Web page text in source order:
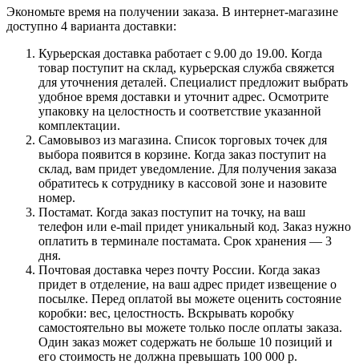
Экономьте время на получении заказа. В интернет-магазине
доступно 4 варианта доставки:
Курьерская доставка работает с 9.00 до 19.00. Когда
товар поступит на склад, курьерская служба свяжется
для уточнения деталей. Специалист предложит выбрать
удобное время доставки и уточнит адрес. Осмотрите
упаковку на целостность и соответствие указанной
комплектации.
Самовывоз из магазина. Список торговых точек для
выбора появится в корзине. Когда заказ поступит на
склад, вам придет уведомление. Для получения заказа
обратитесь к сотруднику в кассовой зоне и назовите
номер.
Постамат. Когда заказ поступит на точку, на ваш
телефон или e-mail придет уникальный код. Заказ нужно
оплатить в терминале постамата. Срок хранения — 3
дня.
Почтовая доставка через почту России. Когда заказ
придет в отделение, на ваш адрес придет извещение о
посылке. Перед оплатой вы можете оценить состояние
коробки: вес, целостность. Вскрывать коробку
самостоятельно вы можете только после оплаты заказа.
Один заказ может содержать не больше 10 позиций и
его стоимость не должна превышать 100 000 р.